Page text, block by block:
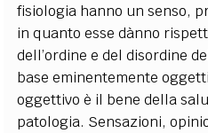
fisiologia hanno un senso,
in quanto esse dànno
dell’ordine e del disordine
base eminentemente
oggettivo è il bene della
patologia. Sensazioni,